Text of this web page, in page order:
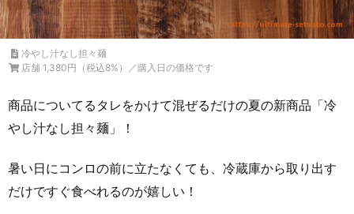
冷やし汁なし担々麺
店舗 1,380円（税込8%）／購入日の価格です
商品についてるタレをかけて混ぜるだけの夏の新商品「冷
やし汁なし担々麺」！
暑い日にコンロの前に立たなくても、冷蔵庫から取り出す
だけですぐ食べれるのが嬉しい！